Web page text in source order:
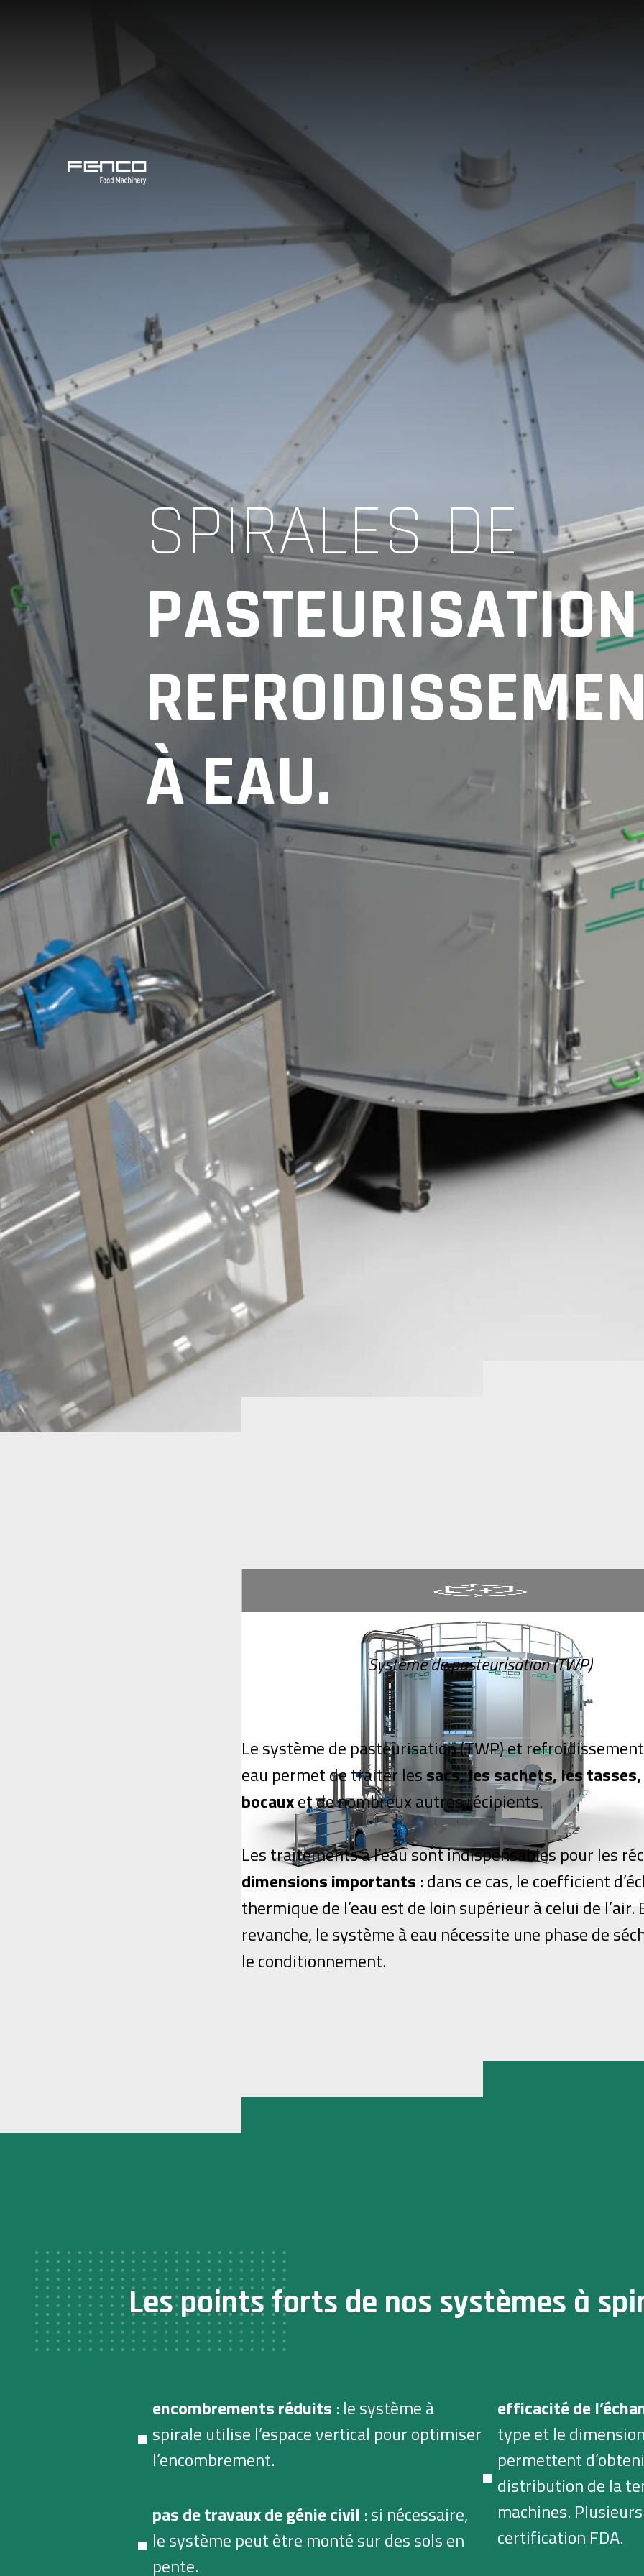
SPIRALES DE
À EAU.
Système de pasteurisation (TWP)
Le système de pasteurisation (TWP) et refroidissement
eau permet de traiter lessacs, les sachets, les
bocauxet de nombreux autres récipients.
Les traitements à l’eau sont indispensables pour les
dimensions importants : dans ce cas, le coefficient
thermique de l’eau est de loin supérieur à celui de l’air.
revanche, le système à eau nécessite une phase de
le conditionnement.
Les points forts de nos systèmes à
encombrements réduits : le système à
spirale utilise l’espace vertical pour optimiser
l’encombrement.
pas de travaux de génie civil : si nécessaire,
le système peut être monté sur des sols en
pente.
efficacité de
type et le
permettent
distribution de la
machines.
certification FDA.